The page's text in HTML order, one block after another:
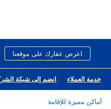
اعرض عقارك على موقعنا
خدمة العملاء انضم إلى شبكة
أماكن مميزة للإقامة